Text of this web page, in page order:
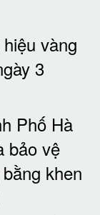
vàng
3
Phố Hà
bảo vệ
khen